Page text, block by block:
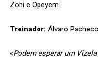
Zohi e Opeyemi
Treinador: Álvaro Pacheco
«Podem esperar um